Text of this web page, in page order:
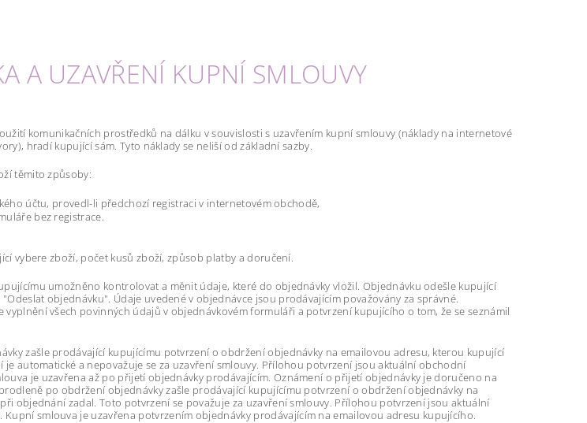
A UZAVŘENÍ KUPNÍ SMLOUVY
komunikačních prostředků na dálku v souvislosti s uzavřením kupní smlouvy (náklady na internetové
hradí kupující sám. Tyto náklady se neliší od základní sazby.
těmito způsoby:
účtu, provedl-li předchozí registraci v internetovém obchodě,
bez registrace.
vybere zboží, počet kusů zboží, způsob platby a doručení.
umožněno kontrolovat a měnit údaje, které do objednávky vložil. Objednávku odešle kupující
objednávku". Údaje uvedené v objednávce jsou prodávajícím považovány za správné.
všech povinných údajů v objednávkovém formuláři a potvrzení kupujícího o tom, že se seznámil
zašle prodávající kupujícímu potvrzení o obdržení objednávky na emailovou adresu, kterou kupující
automatické a nepovažuje se za uzavření smlouvy. Přílohou potvrzení jsou aktuální obchodní
je uzavřena až po přijetí objednávky prodávajícím. Oznámení o přijetí objednávky je doručeno na
po obdržení objednávky zašle prodávající kupujícímu potvrzení o obdržení objednávky na
objednání zadal. Toto potvrzení se považuje za uzavření smlouvy. Přílohou potvrzení jsou aktuální
smlouva je uzavřena potvrzením objednávky prodávajícím na emailovou adresu kupujícího.